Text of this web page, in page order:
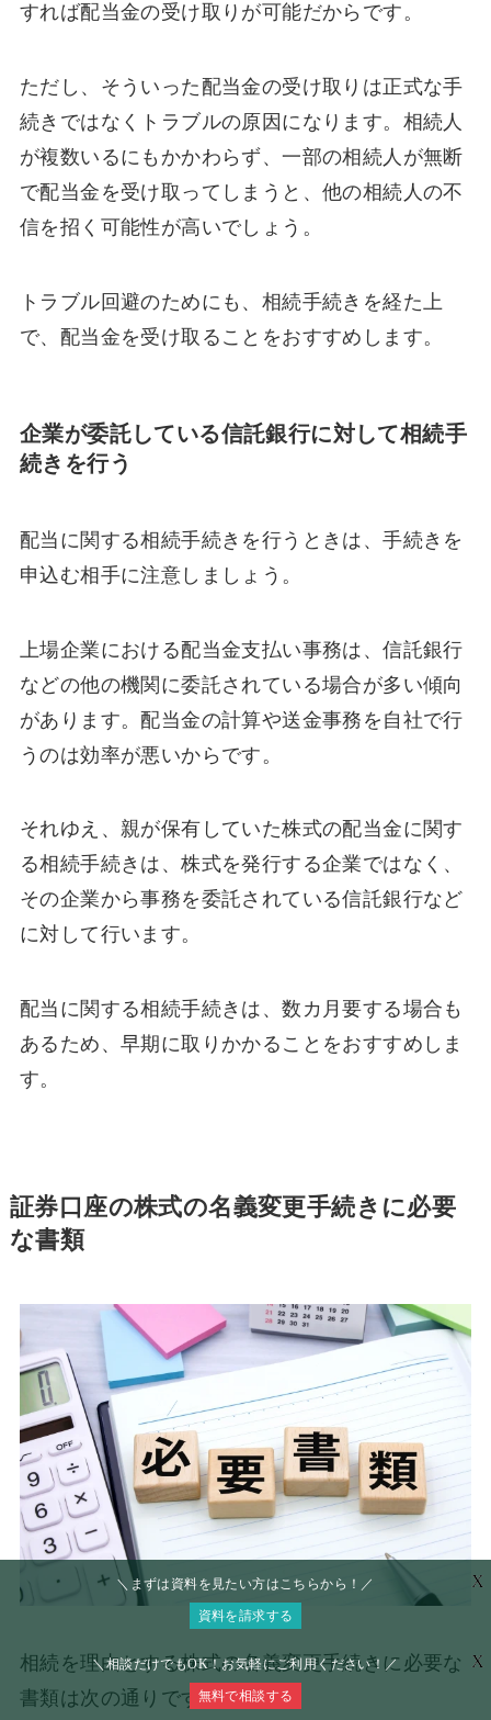
すれば配当金の受け取りが可能だからです。
ただし、そういった配当金の受け取りは正式な手
続きではなくトラブルの原因になります。相続人
が複数いるにもかかわらず、一部の相続人が無断
で配当金を受け取ってしまうと、他の相続人の不
信を招く可能性が高いでしょう。
トラブル回避のためにも、相続手続きを経た上
で、配当金を受け取ることをおすすめします。
企業が委託している信託銀行に対して相続手
続きを行う
配当に関する相続手続きを行うときは、手続きを
申込む相手に注意しましょう。
上場企業における配当金支払い事務は、信託銀行
などの他の機関に委託されている場合が多い傾向
があります。配当金の計算や送金事務を自社で行
うのは効率が悪いからです。
それゆえ、親が保有していた株式の配当金に関す
る相続手続きは、株式を発行する企業ではなく、
その企業から事務を委託されている信託銀行など
に対して行います。
配当に関する相続手続きは、数カ月要する場合も
あるため、早期に取りかかることをおすすめしま
す。
証券口座の株式の名義変更手続きに必要
な書類
相続を理由とする株式の名義変更手続きに必要な
書類は次の通りです。
＼相談だけでもOK！お気軽にご利用ください！／
無料で相談する
X
＼まずは資料を見たい方はこちらから！／
資料を請求する
X